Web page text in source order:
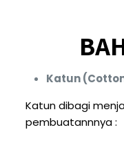
Katun
Katun dibagi
pembuatannnya :